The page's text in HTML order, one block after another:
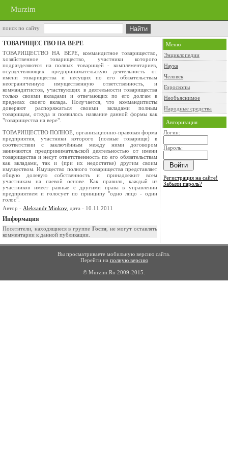
Murzim
поиск по сайту
ТОВАРИЩЕСТВО НА ВЕРЕ
ТОВАРИЩЕСТВО НА ВЕРЕ, коммандитное товарищество,
хозяйственное товарищество, участники которого
подразделяются на полных товарищей - комплементариев,
осуществляющих предпринимательскую деятельность от
имени товарищества и несущих по его обязательствам
неограниченную имущественную ответственность, и
коммандитистов, участвующих в деятельности товарищества
только своими вкладами и отвечающих по его долгам в
пределах своего вклада. Получается, что коммандитисты
доверяют распоряжаться своими вкладами полным
товарищам, откуда и появилось название данной формы как
"товарищества на вере".
ТОВАРИЩЕСТВО ПОЛНОЕ, организационно-правовая форма
предприятия, участники которого (полные товарищи) в
соответствии с заключённым между ними договором
занимаются предпринимательской деятельностью от имени
товарищества и несут ответственность по его обязательствам
как вкладами, так и (при их недостатке) другим своим
имуществом. Имущество полного товарищества представляет
общую долевую собственность и принадлежит всем
участникам на паевой основе. Как правило, каждый из
участников имеет равные с другими права в управлении
предприятием и голосует по принципу "одно лицо - один
голос".
Автор - Aleksandr Minkov, дата - 10.11.2011
Информация
Посетители, находящиеся в группе Гости, не могут оставлять
комментарии к данной публикации.
Меню
Энциклопедии
Наука
Человек
Гороскопы
Необъяснимое
Народные средства
Авторизация
Логин:
Пароль:
Регистрация на сайте!
Забыли пароль?
Вы просматриваете мобильную версию сайта.
Перейти на полную версию
© Murzim.Ru 2009-2015.